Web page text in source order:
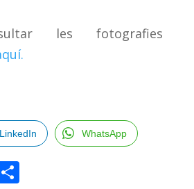
les fotografies
LinkedIn WhatsApp